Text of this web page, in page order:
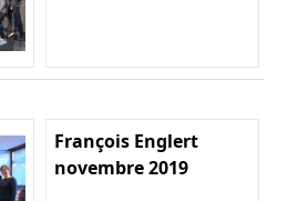
François Englert
novembre 2019